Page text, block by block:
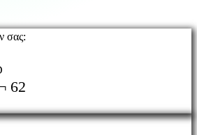
σας:
62